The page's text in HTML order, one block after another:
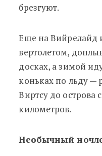
брезгуют.
Еще на Вийрелайд
вертолетом,
досках, а зимой
коньках по льду—
Виртсу до острова
километров.
Необычный